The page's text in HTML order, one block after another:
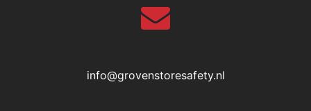
info@grovenstoresafety.nl